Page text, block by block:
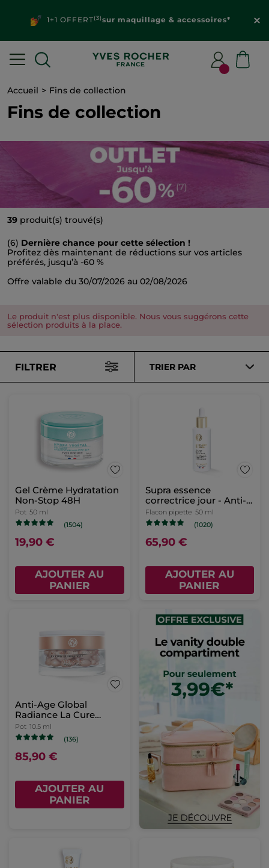
1+1 OFFERT(3)sur maquillage & accessoires*
Accueil Fins de collection
Fins de collection
39 produit(s) trouvé(s)
(6) Dernière chance pour cette sélection !
Profitez dès maintenant de réductions sur vos articles
préférés, jusqu’à -60 %
Offre valable du 30/07/2026 au 02/08/2026
Le produit n'est plus disponible. Nous vous suggérons cette
sélection produits à la place.
FILTRER TRIER PAR
Gel Crème Hydratation
Non-Stop 48H
Pot 50 ml
(1504)
19,90 €
AJOUTER AU
PANIER
Supra essence
correctrice jour - Anti-
Âge Global
Flacon pipette 50 ml
(1020)
65,90 €
AJOUTER AU
PANIER
Anti-Age Global
Radiance La Cure
Illuminatrice
Pot 10.5 ml
(136)
85,90 €
AJOUTER AU
PANIER